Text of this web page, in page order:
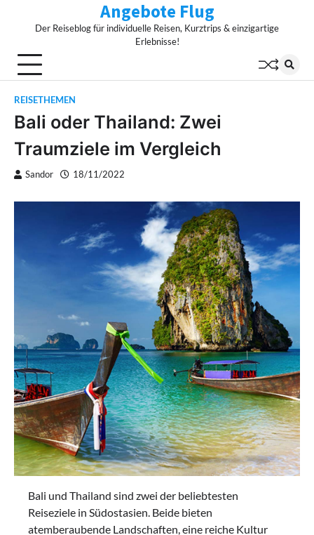
Angebote Flug
Der Reiseblog für individuelle Reisen, Kurztrips & einzigartige
Erlebnisse!
REISETHEMEN
Bali oder Thailand: Zwei
Traumziele im Vergleich
Sandor 18/11/2022
Bali und Thailand sind zwei der beliebtesten
Reiseziele in Südostasien. Beide bieten
atemberaubende Landschaften, eine reiche Kultur